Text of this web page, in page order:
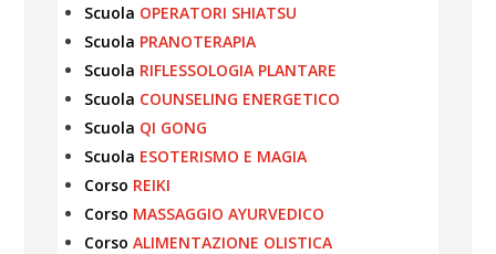
Scuola OPERATORI SHIATSU
Scuola PRANOTERAPIA
Scuola RIFLESSOLOGIA PLANTARE
Scuola COUNSELING ENERGETICO
Scuola QI GONG
Scuola ESOTERISMO E MAGIA
Corso REIKI
Corso MASSAGGIO AYURVEDICO
Corso ALIMENTAZIONE OLISTICA